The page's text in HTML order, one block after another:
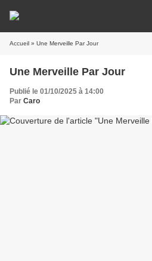
Accueil » Une Merveille Par Jour
Une Merveille Par Jour
Publié le 01/10/2025 à 14:00
Par Caro